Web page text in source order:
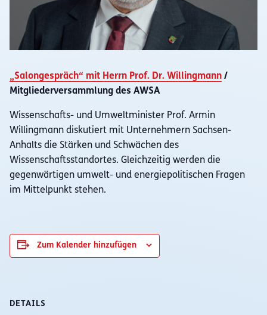
„Salongespräch“ mit Herrn Prof. Dr. Willingmann /
Mitgliederversammlung des AWSA
Wissenschafts- und Umweltminister Prof. Armin
Willingmann diskutiert mit Unternehmern Sachsen-
Anhalts die Stärken und Schwächen des
Wissenschaftsstandortes. Gleichzeitig werden die
gegenwärtigen umwelt- und energiepolitischen Fragen
im Mittelpunkt stehen.
Zum Kalender hinzufügen
DETAILS